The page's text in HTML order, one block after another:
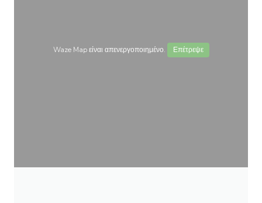
Waze Map είναι απενεργοποιημένο. Επέτρεψε